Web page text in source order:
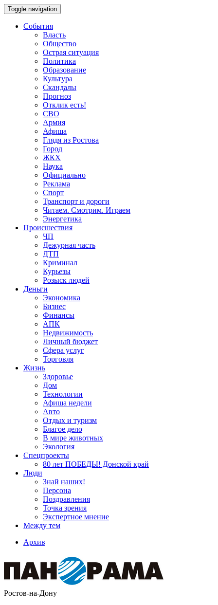
Toggle navigation
События
Власть
Общество
Острая ситуация
Политика
Образование
Культура
Скандалы
Прогноз
Отклик есть!
СВО
Армия
Афиша
Глядя из Ростова
Город
ЖКХ
Наука
Официально
Реклама
Спорт
Транспорт и дороги
Читаем. Смотрим. Играем
Энергетика
Происшествия
ЧП
Дежурная часть
ДТП
Криминал
Курьезы
Розыск людей
Деньги
Экономика
Бизнес
Финансы
АПК
Недвижимость
Личный бюджет
Сфера услуг
Торговля
Жизнь
Здоровье
Дом
Технологии
Афиша недели
Авто
Отдых и туризм
Благое дело
В мире животных
Экология
Спецпроекты
80 лет ПОБЕДЫ! Донской край
Люди
Знай наших!
Персона
Поздравления
Точка зрения
Экспертное мнение
Между тем
Архив
Ростов-на-Дону